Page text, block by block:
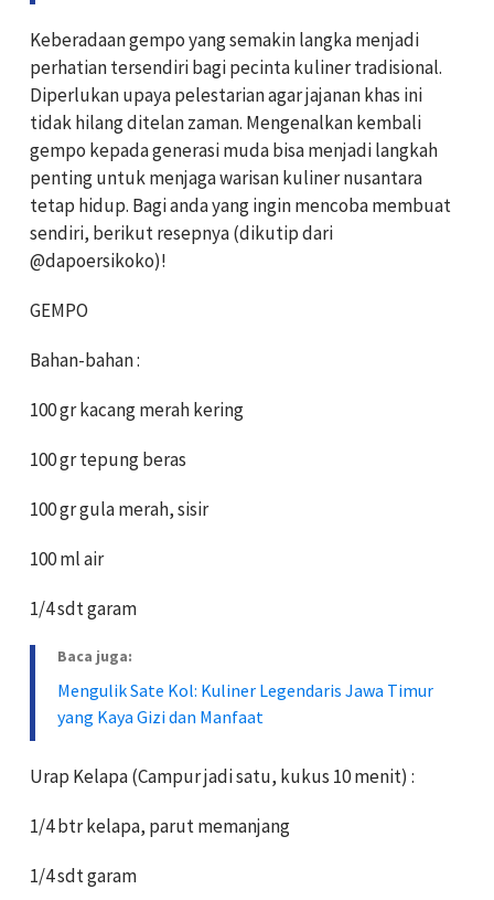
Keberadaan gempo yang semakin langka menjadi
perhatian tersendiri bagi pecinta kuliner tradisional.
Diperlukan upaya pelestarian agar jajanan khas ini
tidak hilang ditelan zaman. Mengenalkan kembali
gempo kepada generasi muda bisa menjadi langkah
penting untuk menjaga warisan kuliner nusantara
tetap hidup. Bagi anda yang ingin mencoba membuat
sendiri, berikut resepnya (dikutip dari
@dapoersikoko)!
GEMPO
Bahan-bahan :
100 gr kacang merah kering
100 gr tepung beras
100 gr gula merah, sisir
100 ml air
1/4 sdt garam
Baca juga:
Mengulik Sate Kol: Kuliner Legendaris Jawa Timur
yang Kaya Gizi dan Manfaat
Urap Kelapa (Campur jadi satu, kukus 10 menit) :
1/4 btr kelapa, parut memanjang
1/4 sdt garam